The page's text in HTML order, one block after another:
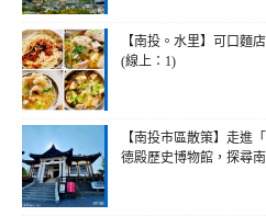
【南投。水里】可口麵
(線上：1)
【南投市區散策】走進
德殿歷史博物館，探尋